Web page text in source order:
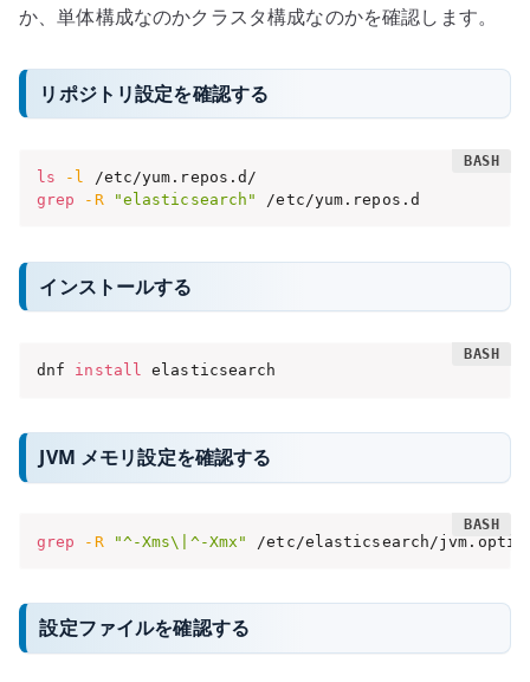
か、単体構成なのかクラスタ構成なのかを確認します。
リポジトリ設定を確認する
ls -l
grep
-R "elasticsearch" /etc/yum.repos.d
インストールする
dnf install elasticsearch
JVM メモリ設定を確認する
grep -R "^-Xms\|^-Xmx" /etc/elasticsearch/
設定ファイルを確認する